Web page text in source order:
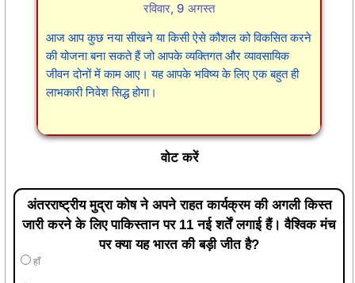
रविवार, 9 अगस्त
आज आप कुछ नया सीखने या किसी ऐसे कौशल को विकसित करने
की योजना बना सकते हैं जो आपके व्यक्तिगत और व्यावसायिक
जीवन दोनों में काम आए। यह आपके भविष्य के लिए एक बहुत ही
लाभकारी निवेश सिद्ध होगा।
वोट करें
अंतरराष्ट्रीय मुद्रा कोष ने अपने राहत कार्यक्रम की अगली किस्त
जारी करने के लिए पाकिस्तान पर 11 नई शर्तें लगाई हैं। वैश्विक मंच
पर क्या यह भारत की बड़ी जीत है?
हाँ